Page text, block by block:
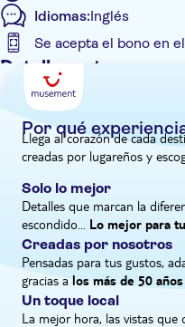
suelo y el clima únicos
ideales, que dan como
También disfrutaremos de
recién preparados con los
acompañados de sus
Idiomas:Inglés
Se acepta el bono en
Detalles extra
Entrada incluida
Visita guiada
Confirmación al
Bono electrónico
Recogida en hotel
Por qué
Llega al corazón de cada
creadas por lugareños y
Solo lo mejor
Detalles que marcan la
escondido...
Lo mejor para
Creadas por nosotros
Pensadas para tus gustos,
gracias a los más de 50
Un toque local
La mejor hora, las vistas